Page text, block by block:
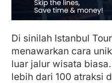
Di sinilah Istanbul
menawarkan cara
luar jalur wisata
lebih dari 100 atraksi